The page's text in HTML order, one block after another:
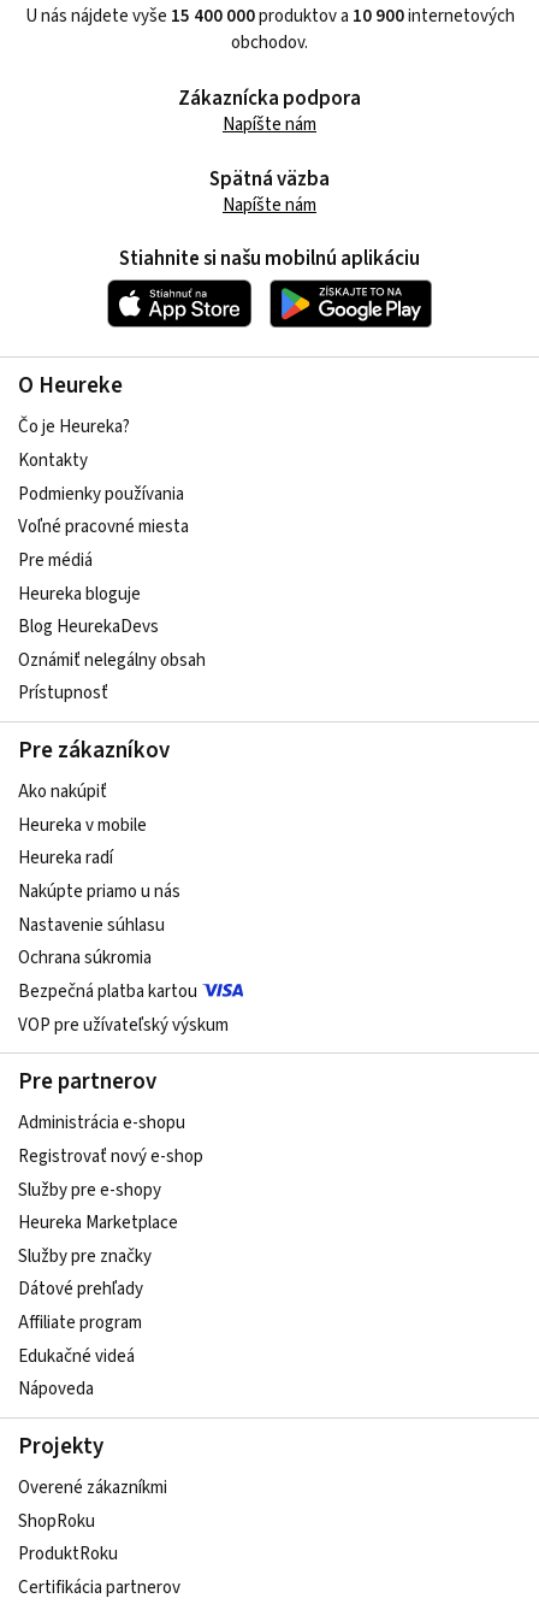
U nás nájdete vyše 15 400 000produktov a 10 900internetových
obchodov.
O Heureke
Čo je Heureka?
Kontakty
Podmienky používania
Voľné pracovné miesta
Pre médiá
Heureka bloguje
Blog HeurekaDevs
Oznámiť nelegálny obsah
Prístupnosť
Pre zákazníkov
Ako nakúpiť
Heureka v mobile
Heureka radí
Nakúpte priamo u nás
Nastavenie súhlasu
Ochrana súkromia
Bezpečná platba kartou
VOP pre užívateľský výskum
Pre partnerov
Administrácia e-shopu
Registrovať nový e-shop
Služby pre e‑shopy
Heureka Marketplace
Služby pre značky
Dátové prehľady
Affiliate program
Edukačné videá
Nápoveda
Projekty
Overené zákazníkmi
ShopRoku
ProduktRoku
Certifikácia partnerov
Zákaznícka podpora
Napíšte nám
Spätná väzba
Napíšte nám
Stiahnite si našu mobilnú aplikáciu